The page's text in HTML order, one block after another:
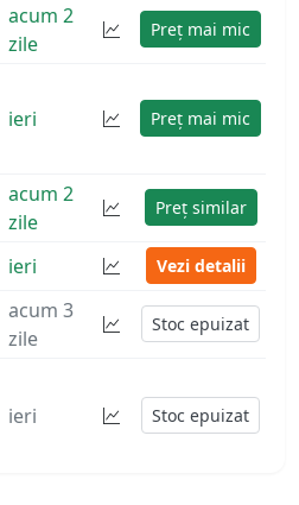
acum 2
zile
Preț mai mic
ieri Preț mai mic
acum 2
zile
Preț similar
ieri Vezi detalii
acum 3
zile
Stoc epuizat
ieri Stoc epuizat